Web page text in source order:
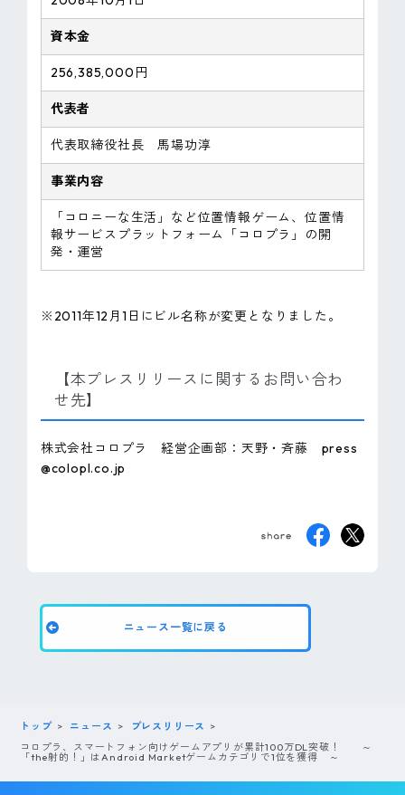
資本金
256,385,000円
代表者
代表取締役社長 馬場功淳
事業内容
「コロニーな生活」など位置情報ゲーム、位置情
報サービスプラットフォーム「コロプラ」の開
発・運営
※2011年12月1日にビル名称が変更となりました。
【本プレスリリースに関するお問い合わ
せ先】
株式会社コロプラ 経営企画部：天野・斉藤 press
@colopl.co.jp
ニュース一覧に戻る
トップ ニュース
プレスリリース
コロプラ、スマートフォン向けゲームアプリが累計100万DL突破！ ～
「the射的！」はAndroid Marketゲームカテゴリで1位を獲得 ～